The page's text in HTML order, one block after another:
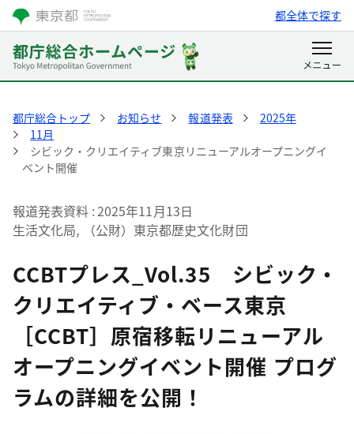
都全体で探す
都庁総合トップ お知らせ 報道発表
2025年
11月
シビック・クリエイティブ東京リニューアルオープニングイ
ベント開催
報道発表資料 2025年11月13日
生活文化局, （公財）東京都歴史文化財団
CCBTプレス_Vol.35 シビック・
クリエイティブ・ベース東京
［CCBT］原宿移転リニューアル
オープニングイベント開催 プログ
ラムの詳細を公開！